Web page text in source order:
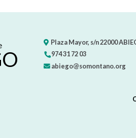
Plaza Mayor, s/n22000
974 31 72 03
abiego@somontano.org